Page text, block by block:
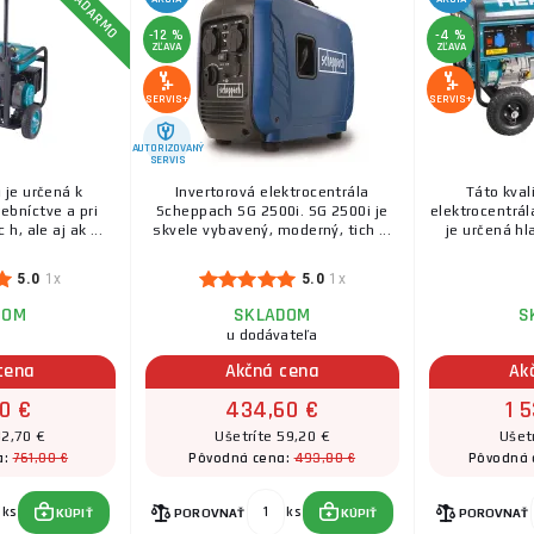
Elektrocentrála benzínová HERON 15HP/6,8kW
(230V), podvozok
Elektrocentrála benzínová HERON 8896418 15HP/
(230V), s podvozkom Potrebujete elektrocentrálu pre
Elektrocentrála benzínová 17HP/8,2kW,
Elektrocentrála je určená k používaniu v
prácach, ale taktiež ako záložný zdroj elektricke ...
určená k
a pri
h, ale aj ak ...
5.0 1x
€
€
761,00 €
ks KÚPIŤ
-12 %
ZĽAVA
SERVIS+
AUTORIZOVANÝ
SERVIS
Invertorová elektrocentrála
Scheppach SG 2500i. SG 2500i je
skvele vybavený, moderný, tich ...
5.0 1x
SKLADOM
u dodávateľa
Akčná cena
434,60 €
Ušetríte 59,20 €
Pôvodná cena:493,80 €
POROVNAŤ ks KÚPIŤ
-4 %
ZĽAVA
SERVIS+
Táto
je určená
1
POROVNAŤ